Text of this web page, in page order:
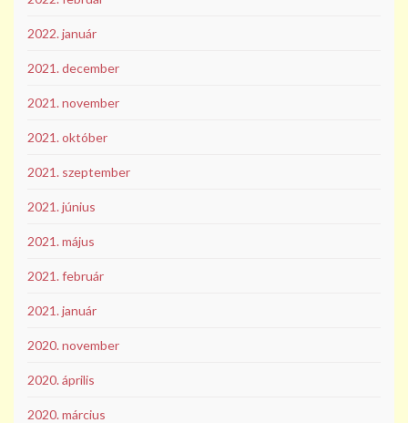
2022. január
2021. december
2021. november
2021. október
2021. szeptember
2021. június
2021. május
2021. február
2021. január
2020. november
2020. április
2020. március